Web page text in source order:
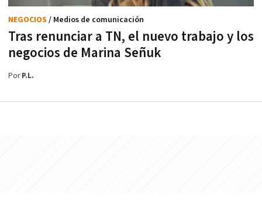
Tras renunciar a TN, el nuevo trabajo y los
negocios de Marina Señuk
NEGOCIOS / Medios de comunicación
PorP.L.